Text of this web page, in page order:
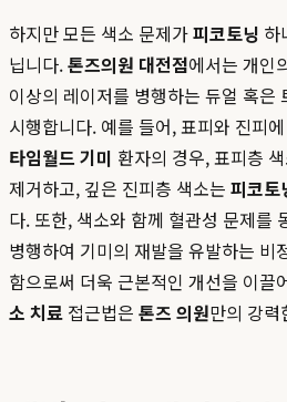
하지만 모든 색소 문제가피코토닝 하
닙니다.톤즈의원 대전점에서는 개인
이상의 레이저를 병행하는 듀얼 혹은
시행합니다. 예를 들어, 표피와 진피
타임월드 기미 환자의 경우, 표피층
제거하고, 깊은 진피층 색소는 피코토
다. 또한, 색소와 함께 혈관성 문제를
병행하여 기미의 재발을 유발하는 비
함으로써 더욱 근본적인 개선을 이끌
소 치료 접근법은 톤즈 의원만의 강